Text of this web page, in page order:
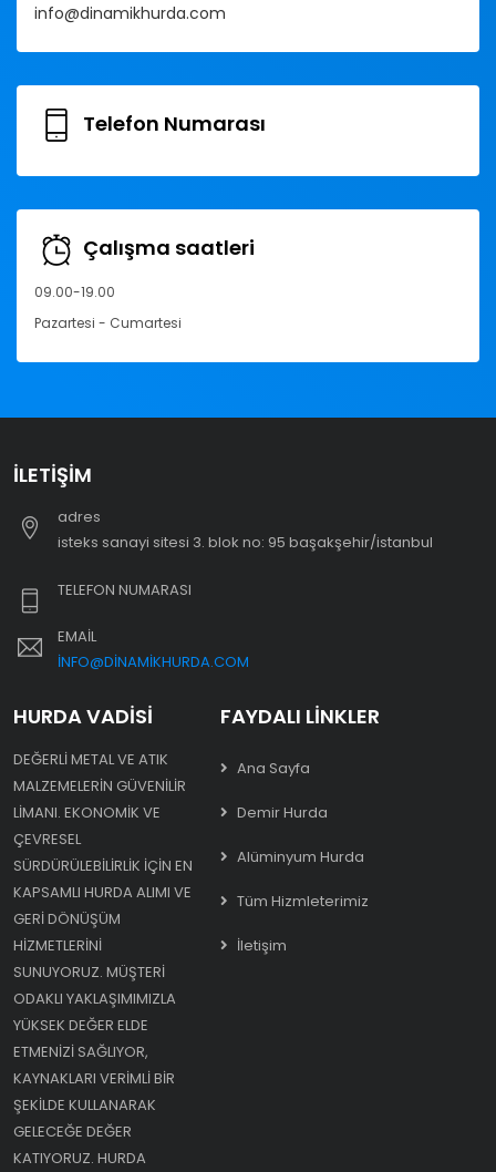
info@dinamikhurda.com
Telefon Numarası
Çalışma saatleri
09.00-19.00
Pazartesi - Cumartesi
İLETIŞIM
adres
i̇steks sanayi sitesi 3. blok no: 95 başakşehir/i̇stanbul
TELEFON NUMARASI
EMAIL
INFO@DINAMIKHURDA.COM
HURDA VADISI
DEĞERLI METAL VE ATIK
MALZEMELERIN GÜVENILIR
LIMANI. EKONOMIK VE
ÇEVRESEL
SÜRDÜRÜLEBILIRLIK IÇIN EN
KAPSAMLI HURDA ALIMI VE
GERI DÖNÜŞÜM
HIZMETLERINI
SUNUYORUZ. MÜŞTERI
ODAKLI YAKLAŞIMIMIZLA
YÜKSEK DEĞER ELDE
ETMENIZI SAĞLIYOR,
KAYNAKLARI VERIMLI BIR
ŞEKILDE KULLANARAK
GELECEĞE DEĞER
KATIYORUZ. HURDA
FAYDALI LINKLER
Ana Sayfa
Demir Hurda
Alüminyum Hurda
Tüm Hizmleterimiz
İletişim